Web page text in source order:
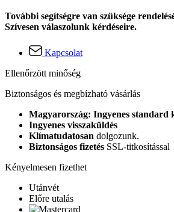
További segítségre van szüksége
Szívesen válaszolunk kérdéseire.
Kapcsolat
Ellenőrzött minőség
Biztonságos és megbízható vásárlás
Magyarország: Ingyenes standard
Ingyenes visszaküldés
Klímatudatosan dolgozunk.
Biztonságos fizetés SSL-titkosítással
Kényelmesen fizethet
Utánvét
Előre utalás